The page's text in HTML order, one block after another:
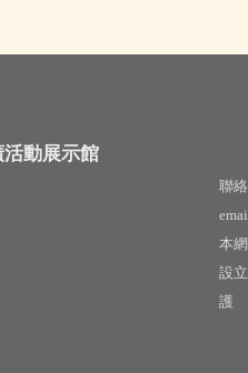
活動展示館
聯
本
設
護